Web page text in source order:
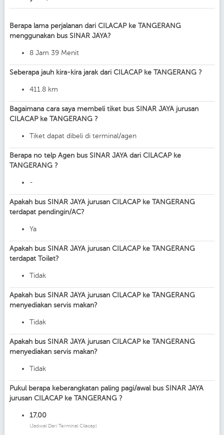
Berapa lama perjalanan dari CILACAP ke TANGERANG
menggunakan bus SINAR JAYA?
8 Jam 39 Menit
Seberapa jauh kira-kira jarak dari CILACAP ke TANGERANG ?
411.8 km
Bagaimana cara saya membeli tiket bus SINAR JAYA jurusan
CILACAP ke TANGERANG ?
Tiket dapat dibeli di terminal/agen
Berapa no telp Agen bus SINAR JAYA dari CILACAP ke
TANGERANG ?
-
Apakah bus SINAR JAYA jurusan CILACAP ke TANGERANG
terdapat pendingin/AC?
Ya
Apakah bus SINAR JAYA jurusan CILACAP ke TANGERANG
terdapat Toilet?
Tidak
Apakah bus SINAR JAYA jurusan CILACAP ke TANGERANG
menyediakan servis makan?
Tidak
Apakah bus SINAR JAYA jurusan CILACAP ke TANGERANG
menyediakan servis makan?
Tidak
Pukul berapa keberangkatan paling pagi/awal bus SINAR JAYA
jurusan CILACAP ke TANGERANG ?
17.00
(Jadwal Dari Terminal Cilacap)